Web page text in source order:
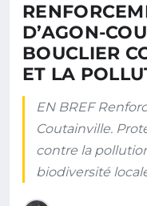
D’AGON-
BOUCLIER
ET LA
EN BREF
Coutainville.
contre la
biodiversité